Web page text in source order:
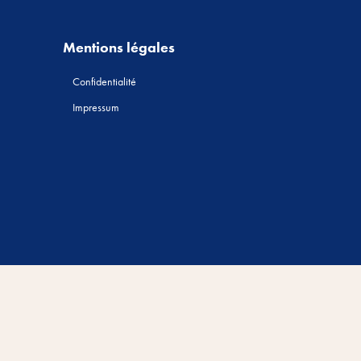
Mentions légales
Confidentialité
Impressum